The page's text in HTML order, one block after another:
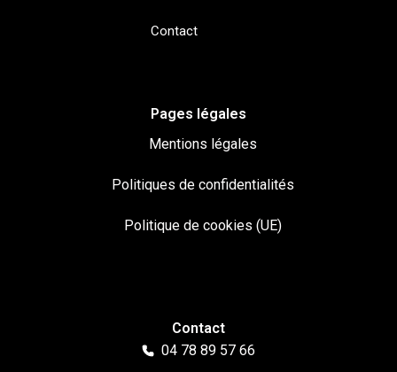
Contact
Pages légales
Mentions légales
Politiques de confidentialités
Politique de cookies (UE)
Contact
04 78 89 57 66